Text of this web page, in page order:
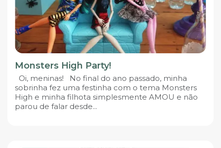
Monsters High Party!
Oi, meninas! No final do ano passado, minha
sobrinha fez uma festinha com o tema Monsters
High e minha filhota simplesmente AMOU e não
parou de falar desde...